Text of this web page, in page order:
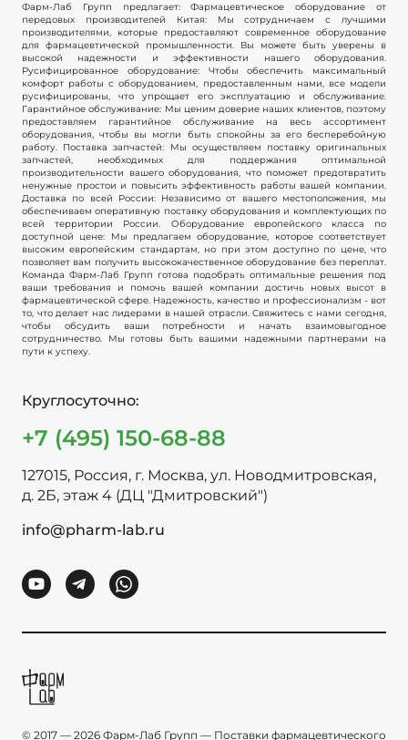
Фарм-Лаб Групп предлагает: Фармацевтическое оборудование от
передовых производителей Китая: Мы сотрудничаем с лучшими
производителями, которые предоставляют современное оборудование
для фармацевтической промышленности. Вы можете быть уверены в
высокой надежности и эффективности нашего оборудования.
Русифицированное оборудование: Чтобы обеспечить максимальный
комфорт работы с оборудованием, предоставленным нами, все модели
русифицированы, что упрощает его эксплуатацию и обслуживание.
Гарантийное обслуживание: Мы ценим доверие наших клиентов, поэтому
предоставляем гарантийное обслуживание на весь ассортимент
оборудования, чтобы вы могли быть спокойны за его бесперебойную
работу. Поставка запчастей: Мы осуществляем поставку оригинальных
запчастей, необходимых для поддержания оптимальной
производительности вашего оборудования, что поможет предотвратить
ненужные простои и повысить эффективность работы вашей компании.
Доставка по всей России: Независимо от вашего местоположения, мы
обеспечиваем оперативную поставку оборудования и комплектующих по
всей территории России. Оборудование европейского класса по
доступной цене: Мы предлагаем оборудование, которое соответствует
высоким европейским стандартам, но при этом доступно по цене, что
позволяет вам получить высококачественное оборудование без переплат.
Команда Фарм-Лаб Групп готова подобрать оптимальные решения под
ваши требования и помочь вашей компании достичь новых высот в
фармацевтической сфере. Надежность, качество и профессионализм - вот
то, что делает нас лидерами в нашей отрасли. Свяжитесь с нами сегодня,
чтобы обсудить ваши потребности и начать взаимовыгодное
сотрудничество. Мы готовы быть вашими надежными партнерами на
пути к успеху.
Круглосуточно:
+7 (495) 150-68-88
127015, Россия, г. Москва, ул. Новодмитровская,
д. 2Б, этаж 4 (ДЦ "Дмитровский")
info@pharm-lab.ru
© 2017 — 2026 Фарм-Лаб Групп — Поставки фармацевтического